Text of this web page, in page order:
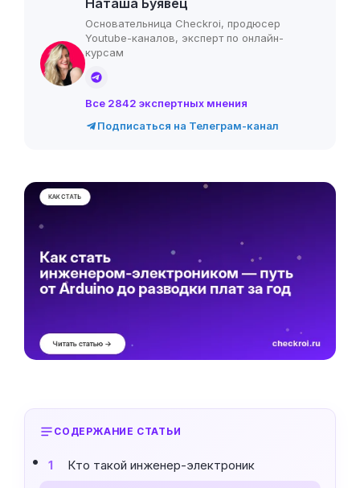
Наташа Буявец
Основательница Checkroi, продюсер
Youtube-каналов, эксперт по онлайн-
курсам
Все 2842 экспертных мнения
Подписаться на Телеграм-канал
СОДЕРЖАНИЕ СТАТЬИ
1 Кто такой инженер-электроник